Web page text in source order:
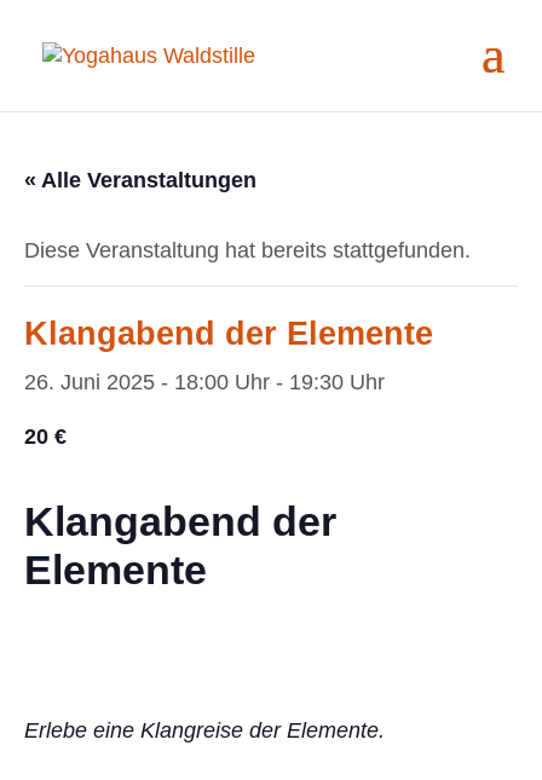
« Alle Veranstaltungen
Diese Veranstaltung hat bereits stattgefunden.
Klangabend der Elemente
26. Juni 2025 - 18:00 Uhr - 19:30 Uhr
20 €
Klangabend der
Elemente
Erlebe eine Klangreise der Elemente.